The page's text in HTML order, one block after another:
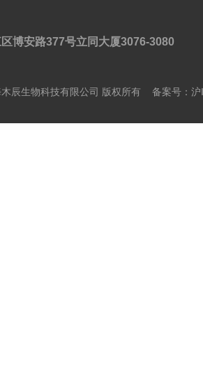
区博安路377号立同大厦3076-3080
辰生物科技有限公司 版权所有 备案号：